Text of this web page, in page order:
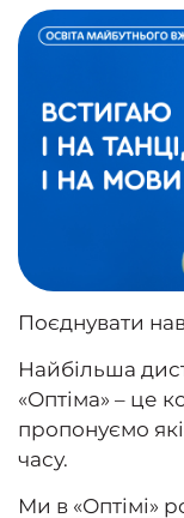
Поєднувати
Найбільша
«Оптіма» – це
пропонуємо
часу.
Ми в «Оптімі»